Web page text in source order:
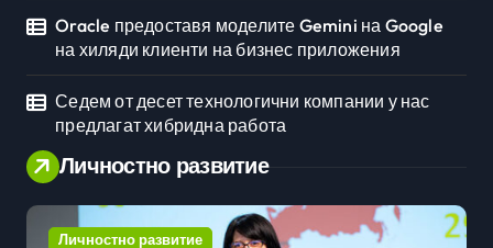
Oracle предоставя моделите Gemini на Google
на хиляди клиенти на бизнес приложения
Седем от десет технологични компании у нас
предлагат хибридна работа
Личностно развитие
Личностно развитие